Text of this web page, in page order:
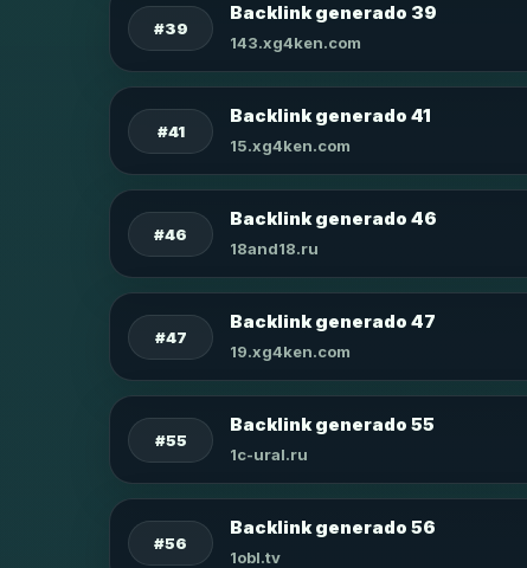
#39
Backlink generado 39
143.xg4ken.com
#41
Backlink generado 41
15.xg4ken.com
#46
Backlink generado 46
18and18.ru
#47
Backlink generado 47
19.xg4ken.com
#55
Backlink generado 55
1c-ural.ru
#56
Backlink generado 56
1obl.tv